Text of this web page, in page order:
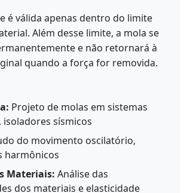
é válida apenas dentro do limite
Além desse limite, a mola se
e não retornará à
quando a força for removida.
Projeto de molas em sistemas
isoladores sísmicos
do movimento oscilatório,
harmônicos
Materiais: Análise das
dos materiais e elasticidade